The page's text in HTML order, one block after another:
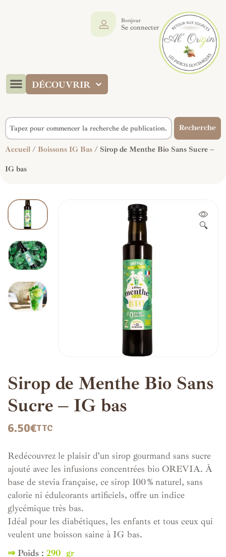
DÉCOUVRIR
Bonjour
Se connecter
Recherche
Accueil / Boissons IG Bas / Sirop de Menthe Bio Sans Sucre –
IG bas
🔍
Sirop de Menthe Bio Sans
Sucre – IG bas
6.50€TTC
Redécouvrez le plaisir d’un sirop gourmand sans sucre
ajouté avec les infusions concentrées bio OREVIA. À
base de stevia française, ce sirop 100 % naturel, sans
calorie ni édulcorants artificiels, offre un indice
glycémique très bas.
Idéal pour les diabétiques, les enfants et tous ceux qui
veulent une boisson saine à IG bas.
⇒ Poids : 290 gr